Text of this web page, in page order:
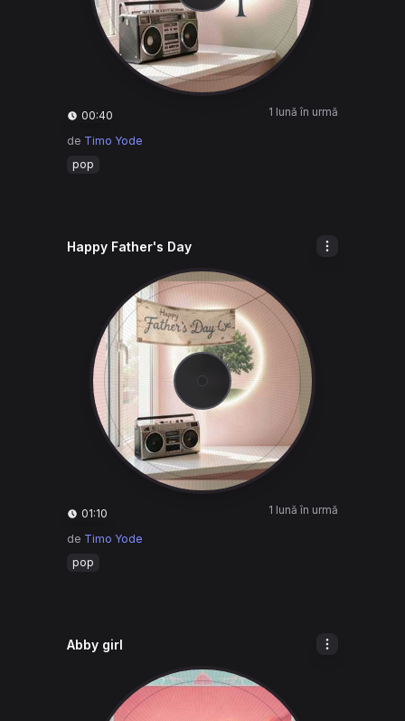
00:40 1 lună în urmă
de Timo Yode
pop
Happy Father's Day
01:10 1 lună în urmă
de Timo Yode
pop
Abby girl